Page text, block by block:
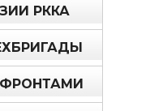
РККА